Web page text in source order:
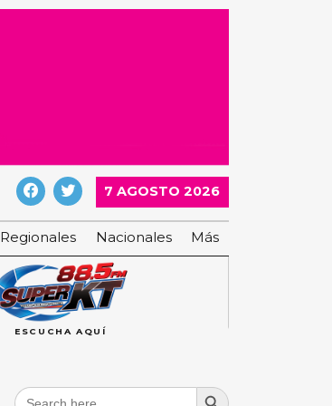
7 AGOSTO 2026
Regionales Nacionales Más
ESCUCHA AQUÍ
Search
Search Button